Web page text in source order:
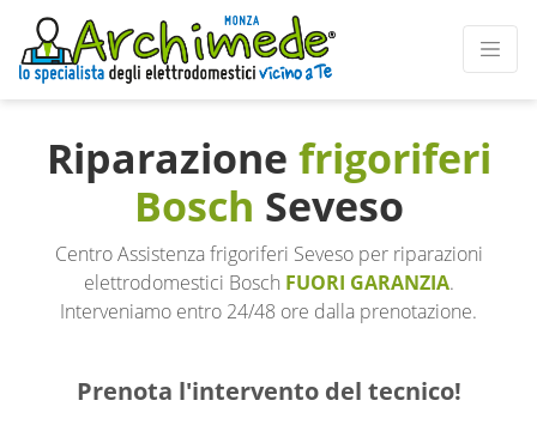
Riparazione frigoriferi
Bosch Seveso
Centro Assistenza frigoriferi Seveso per riparazioni
elettrodomestici Bosch FUORI GARANZIA.
Interveniamo entro 24/48 ore dalla prenotazione.
Prenota l'intervento del tecnico!